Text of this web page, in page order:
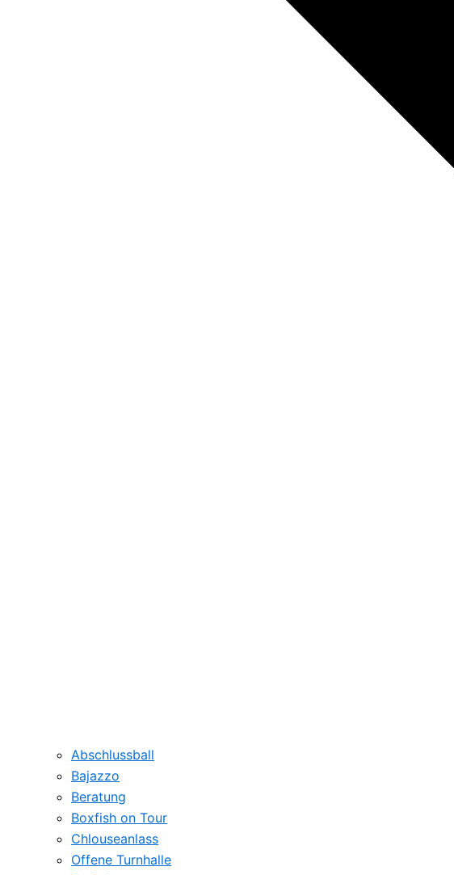
Abschlussball
Bajazzo
Beratung
Boxfish on Tour
Chlouseanlass
Offene Turnhalle